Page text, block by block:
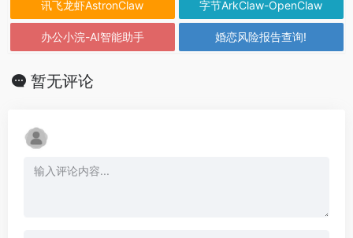
讯飞龙虾AstronClaw 字节ArkClaw-OpenClaw
办公小浣-AI智能助手 婚恋风险报告查询!
暂无评论